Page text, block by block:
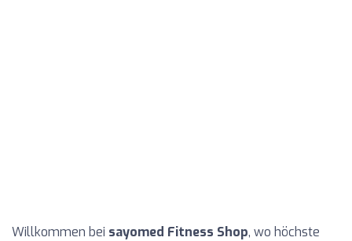
Willkommen bei sayomed Fitness Shop, wo höchste